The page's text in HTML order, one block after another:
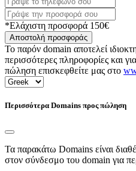
*Ελάχιστη προσφορά 150€
Αποστολή προσφοράς
Το παρόν domain αποτελεί
περισσότερες πληροφορίες και
πώληση επισκεφθείτε μας στο
Περισσότερα Domains προς πώληση
Τα παρακάτω Domains είναι
στον σύνδεσμο του domain για